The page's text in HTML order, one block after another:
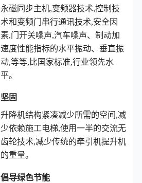
永磁同步主机,变频器技术,控制技
术和变频门串行通讯技术,安全因
素,门开关噪声,汽车噪声、制动加
速度性能指标的水平振动、垂直振
动,等等,比国家标准,行业领先水
平。
坚固
升降机结构紧凑减少所需的空间,减
少依赖施工电梯,使用一半的交流无
齿轮技术,减少传统的牵引机提升机
的重量。
倡导绿色节能